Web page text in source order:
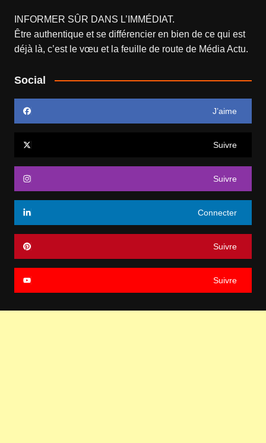
INFORMER SÛR DANS L’IMMÉDIAT.
Être authentique et se différencier en bien de ce qui est
déjà là, c’est le vœu et la feuille de route de Média Actu.
Social
J’aime
Suivre
Suivre
Connecter
Suivre
Suivre